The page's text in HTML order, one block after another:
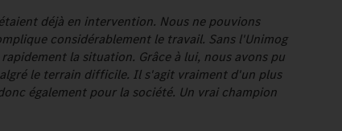
déjà en intervention. Nous ne pouvions
considérablement le travail. Sans l'Unimog
la situation. Grâce à lui, nous avons pu
le terrain difficile. Il s'agit vraiment d'un plus
également pour la société. Un vrai champion